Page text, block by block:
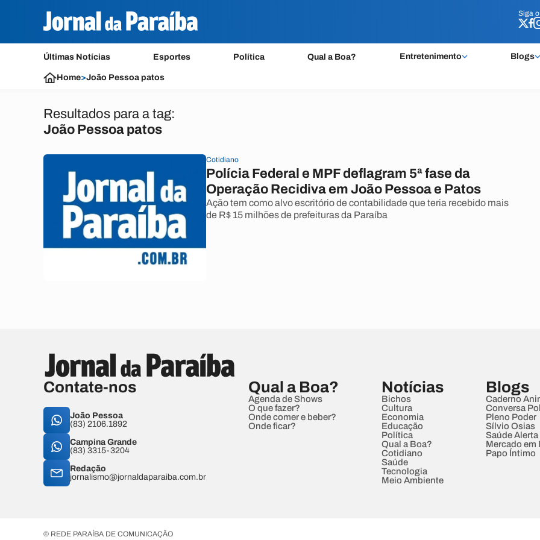
Siga o
Últimas Notícias Esportes Política Qual a Boa? Entretenimento Blogs
Siga o
Home>João Pessoa patos
Resultados para a tag:
João Pessoa patos
Cotidiano
Polícia Federal e MPF deflagram 5ª fase da
Operação Recidiva em João Pessoa e Patos
Ação tem como alvo escritório de contabilidade que teria recebido mais
de R$ 15 milhões de prefeituras da Paraíba
Contate-nos
João Pessoa
(83) 2106.1892
Campina Grande
(83) 3315-3204
Redação
jornalismo@jornaldaparaiba.com.br
Qual a Boa?
Agenda de Shows
O que fazer?
Onde comer e beber?
Onde ficar?
Notícias
Bichos
Cultura
Economia
Educação
Política
Qual a Boa?
Cotidiano
Saúde
Tecnologia
Meio Ambiente
Blogs
Caderno
Conversa
Pleno Poder
Sílvio Osias
Saúde Alerta
Mercado em
Papo Íntimo
© REDE PARAÍBA DE COMUNICAÇÃO